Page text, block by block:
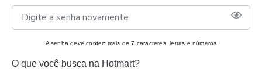
A senha deve conter: mais de 7 caracteres, letras e números
O que você busca na Hotmart?